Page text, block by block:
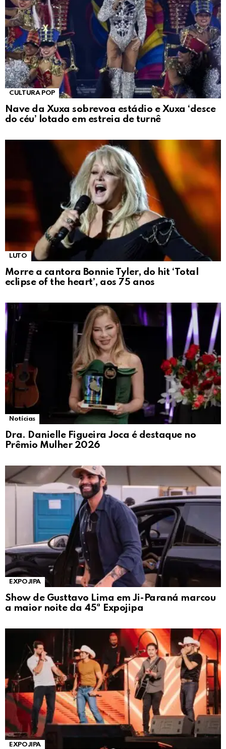
CULTURA POP
Nave da Xuxa sobrevoa estádio e Xuxa ‘desce
do céu’ lotado em estreia de turnê
LUTO
Morre a cantora Bonnie Tyler, do hit ‘Total
eclipse of the heart’, aos 75 anos
Notícias
Dra. Danielle Figueira Joca é destaque no
Prêmio Mulher 2026
EXPOJIPA
Show de Gusttavo Lima em Ji-Paraná marcou
a maior noite da 45ª Expojipa
EXPOJIPA